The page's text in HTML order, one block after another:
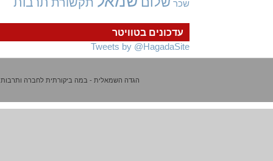
עדכונים בטוויטר
Tweets by @HagadaSite
שכר
הגדה השמאלית - במה ביקורתית לחברה ותרבות